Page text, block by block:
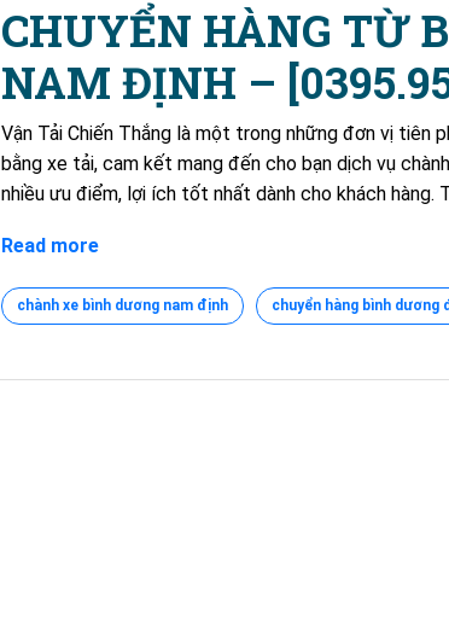
CHUYỂN HÀNG TỪ
NAM ĐỊNH –
Vận Tải Chiến Thắng là một trong những đơn vị tiên
bằng xe tải, cam kết mang đến cho bạn dịch vụ
nhiều ưu điểm, lợi ích tốt nhất dành cho khách hàng.
Read moreCHUYỂN
TỪ
chành xe bình dương nam định chuyển hàng bình dương